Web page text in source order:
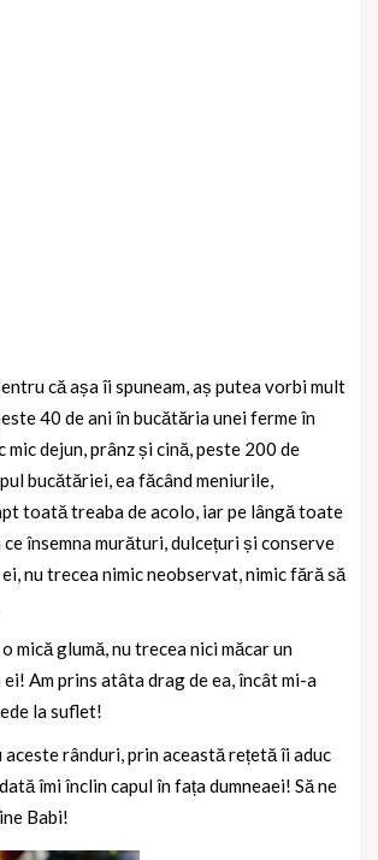
că așa îi spuneam, aș putea vorbi mult
40 de ani în bucătăria unei ferme în
mic dejun, prânz și cină, peste 200 de
bucătăriei, ea făcând meniurile,
toată treaba de acolo, iar pe lângă toate
însemna murături, dulcețuri și conserve
ei, nu trecea nimic neobservat, nimic fără să
mică glumă, nu trecea nici măcar un
ei! Am prins atâta drag de ea, încât mi-a
la suflet!
aceste rânduri, prin această rețetă îi aduc
îmi înclin capul în fața dumneaei! Să ne
Babi!